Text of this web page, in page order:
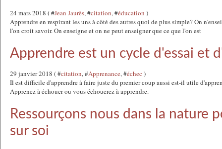
24 mars 2018 ( #Jean Jaurès, #citation, #éducation )
Apprendre en respirant les uns à côté des autres quoi de plus simple? On
l'on croit savoir. On enseigne et on ne peut enseigner que ce que l'on est
Apprendre est un cycle d'essai et
29 janvier 2018 ( #citation, #Apprenance, #échec )
Il est difficile d'apprendre à faire juste du premier coup aussi est-il utile
Apprenez à échouer ou vous échouerez à apprendre.
Ressourçons nous dans la nature
sur soi